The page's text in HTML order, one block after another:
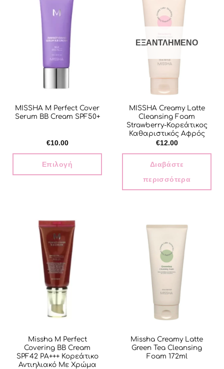
πολλαπλές
παραλλαγές.
επιλογές
μπορούν
να
επιλεγούν
σελίδα
προϊόντος
MISSHA M Perfect Cover
Serum BB Cream SPF50+
€10.00
Επιλογή
έχει
πολλαπλές
παραλλαγές.
Οι
επιλογές
μπορούν
να
επιλεγούν
στη
προϊόντος
ΕΞΑΝΤΛΗΜΈΝΟ
MISSHA Creamy Latte
Cleansing Foam
Strawberry-Κορεάτικος
Καθαριστικός Αφρός
€12.00
Διαβάστε
περισσότερα
Missha M Perfect
Covering BB Cream
SPF42 PA+++ Κορεάτικο
Αντιηλιακό Με Χρώμα
Missha Creamy Latte
Green Tea Cleansing
Foam 172ml